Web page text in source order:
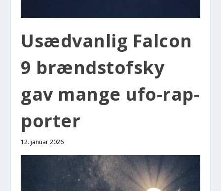
Usæd­van­lig Falcon
9 brænd­stof­sky
gav man­ge ufo-rap­
por­ter
12. januar 2026